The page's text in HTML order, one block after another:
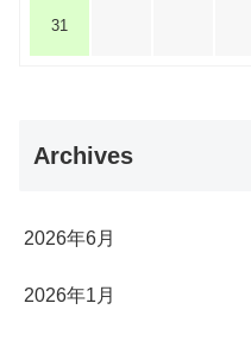
31
Archives
2026年6月
2026年1月